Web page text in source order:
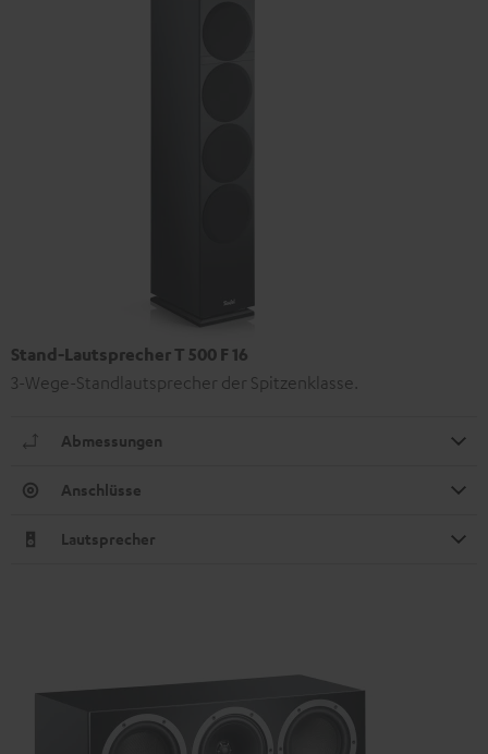
Stand-Lautsprecher T 500 F 16
3-Wege-Standlautsprecher der Spitzenklasse.
Abmessungen
Anschlüsse
Lautsprecher